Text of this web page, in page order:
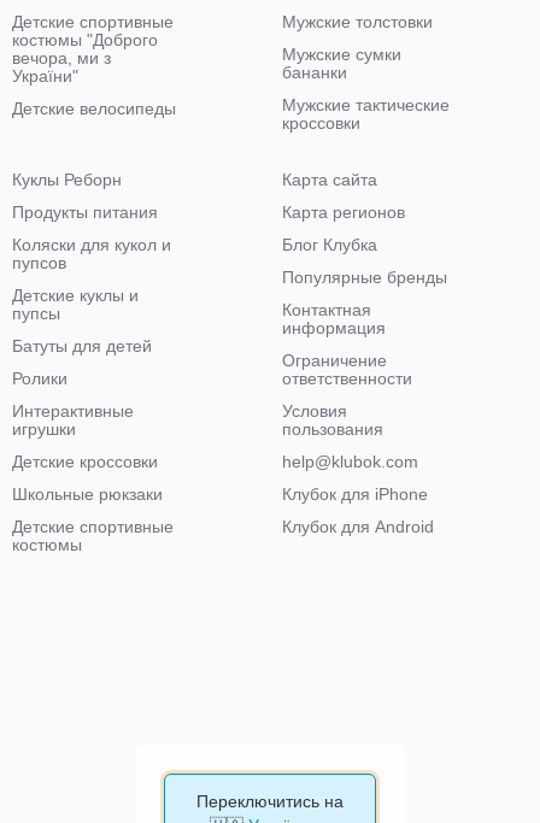
Детские спортивные
костюмы "Доброго
вечора, ми з
України"
Детские велосипеды
Мужские толстовки
Мужские сумки
бананки
Мужские тактические
кроссовки
Куклы Реборн
Продукты питания
Коляски для кукол и
пупсов
Детские куклы и
пупсы
Батуты для детей
Ролики
Интерактивные
игрушки
Детские кроссовки
Школьные рюкзаки
Детские спортивные
костюмы
Карта сайта
Карта регионов
Блог Клубка
Популярные бренды
Контактная
информация
Ограничение
ответственности
Условия
пользования
help@klubok.com
Клубок для iPhone
Клубок для Android
Переключитись на